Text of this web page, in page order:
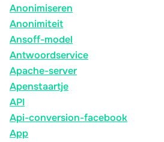
Anonimiseren
Anonimiteit
Ansoff-model
Antwoordservice
Apache-server
Apenstaartje
API
Api-conversion-facebook
App